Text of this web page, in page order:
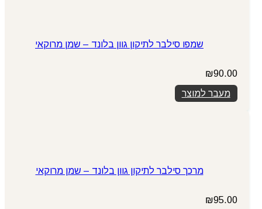
שמפו סילבר לתיקון גוון בלונד – שמן מרוקאי
₪90.00
מעבר למוצר
מרכך סילבר לתיקון גוון בלונד – שמן מרוקאי
₪95.00